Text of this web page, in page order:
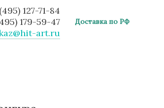
127-71-84
179-59-47
art.ru
Доставка по РФ